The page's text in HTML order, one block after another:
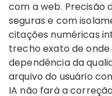
com a web. Precisão
seguras e com
citações numéricas
trecho exato de
dependência da
arquivo do usuário
IA não fará a